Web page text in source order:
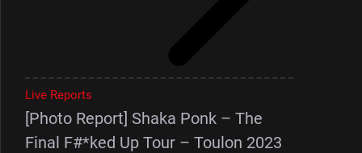
Live Reports
[Photo Report] Shaka Ponk – The
Final F#*ked Up Tour – Toulon 2023